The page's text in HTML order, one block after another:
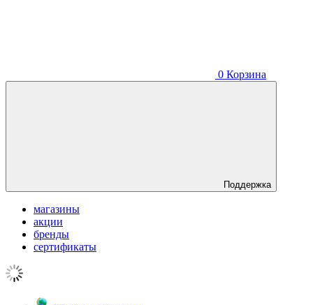
0 Корзина
Поддержка
магазины
акции
бренды
сертификаты